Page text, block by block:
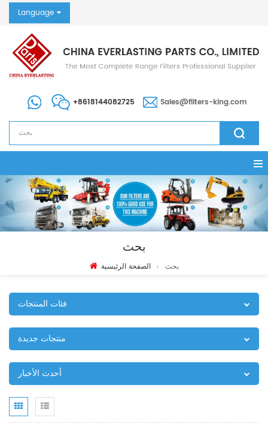
Language
+8618144082725 Sales@filters-king.com
بحث
الصفحة الرئيسية بحث
فئات المنتجات
منتجات جديدة
أحدث الأخبار